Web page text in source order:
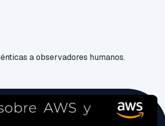
a observadores humanos.